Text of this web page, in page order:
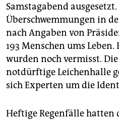
unterstützen
abo
genossenschaft
epaper login
Samstagabend
Überschwemmungen in
nach Angaben von
193 Menschen ums Leben.
wurden noch vermisst.
notdürftige Leichenhalle
sich Experten um die
Heftige Regenfälle hatten